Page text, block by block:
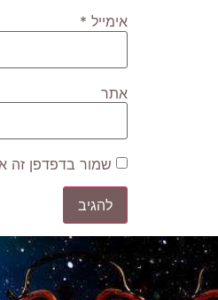
אימייל *
אתר
שמור בדפדפן זה